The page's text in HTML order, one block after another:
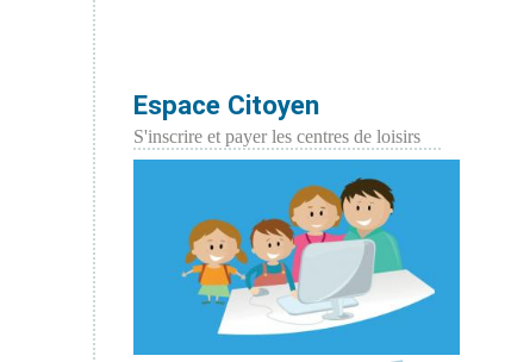
Espace Citoyen
S'inscrire et payer les centres de loisirs